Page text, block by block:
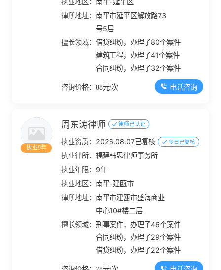
律所地址：南平市延平区解放路73
号5层
擅长领域：借贷纠纷，办理了80个案件
建筑工程，办理了41个案件
合同纠纷，办理了32个案件
咨询价格：88元/次 电话咨询
执业9年
周东涛律师 律师已认证
执业资质： 2026.08.07已复核 今日已复核
执业律所：福建韩思律师事务所
执业年限： 9年
执业地区：南平–建瓯市
律所地址：南平市建瓯市盛海商业
中心10#楼二层
擅长领域：刑事案件，办理了46个案件
合同纠纷，办理了29个案件
借贷纠纷，办理了22个案件